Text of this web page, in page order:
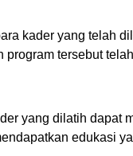
kader yang telah
program tersebut
yang dilatih dapat
edukasi